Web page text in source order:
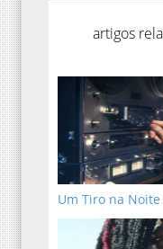
artigos
Um Tiro na Noite